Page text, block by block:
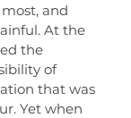
and
At the
the
of
that was
Yet when